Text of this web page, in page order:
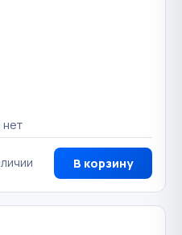
нет
В корзину